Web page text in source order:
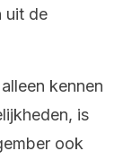
uit de
kennen
is
ook